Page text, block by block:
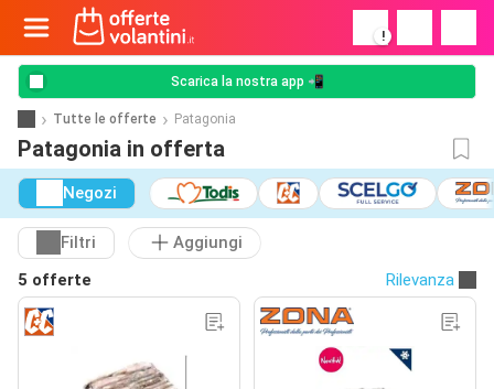
!
Scarica la nostra app 📲
Tutte le offerte Patagonia
Patagonia in offerta
Negozi
Filtri
Aggiungi
5 offerte
Rilevanza